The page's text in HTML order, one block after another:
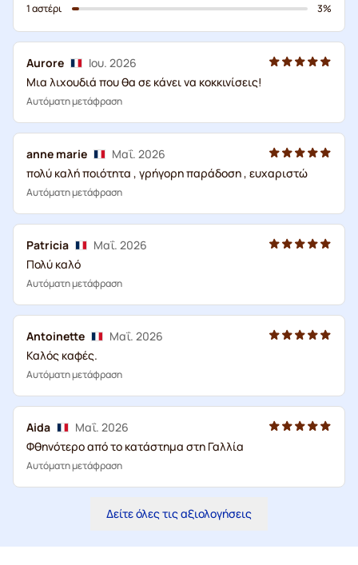
1 αστέρι
3%
Aurore
Ιου. 2026
Μια λιχουδιά που θα σε κάνει να κοκκινίσεις!
Αυτόματη μετάφραση
anne marie
Μαΐ. 2026
πολύ καλή ποιότητα , γρήγορη παράδοση , ευχαριστώ
Αυτόματη μετάφραση
Patricia
Μαΐ. 2026
Πολύ καλό
Αυτόματη μετάφραση
Antoinette
Μαΐ. 2026
Καλός καφές.
Αυτόματη μετάφραση
Aida
Μαΐ. 2026
Φθηνότερο από το κατάστημα στη Γαλλία
Αυτόματη μετάφραση
Δείτε όλες τις αξιολογήσεις